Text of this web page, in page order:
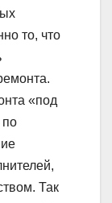
то, что
«под
по
Так